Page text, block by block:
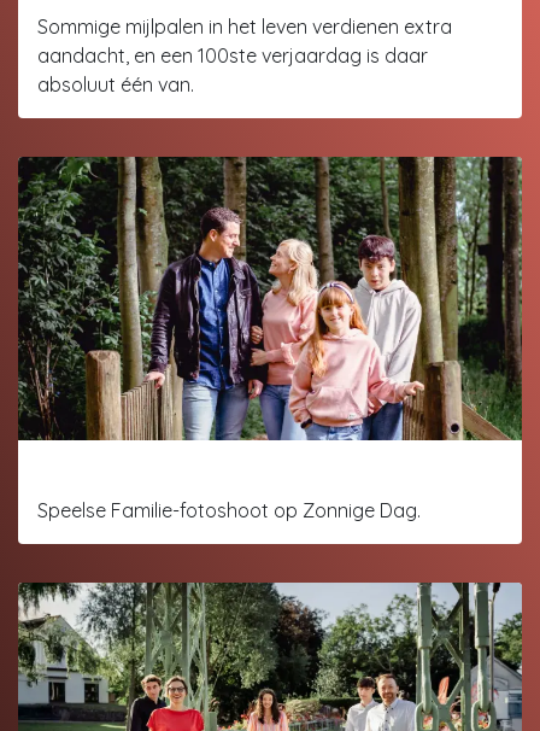
Sommige mijlpalen in het leven verdienen extra
aandacht, en een 100ste verjaardag is daar
absoluut één van.
Speelse Familie-fotoshoot op Zonnige Dag.